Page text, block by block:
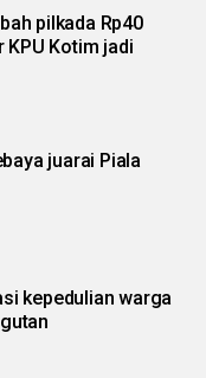
pilkada Rp40
Kotim jadi
juarai Piala
kepedulian warga